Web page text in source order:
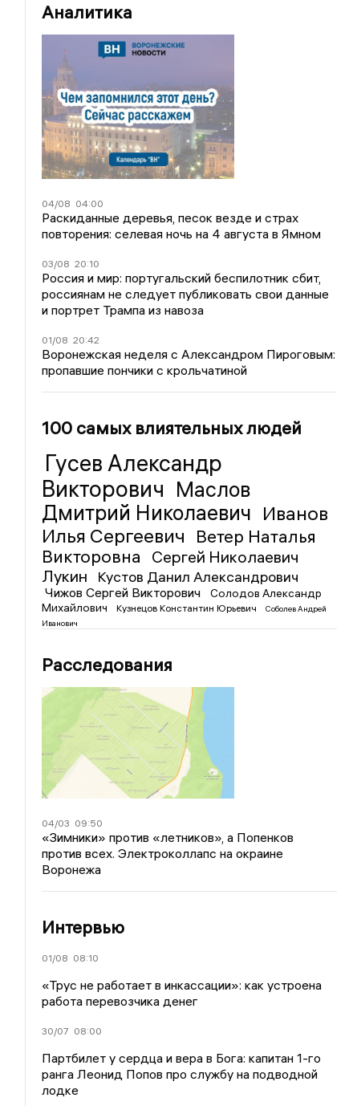
Аналитика
04/08 04:00
Раскиданные деревья, песок везде и страх
повторения: селевая ночь на 4 августа в Ямном
03/08 20:10
Россия и мир: португальский беспилотник сбит,
россиянам не следует публиковать свои данные
и портрет Трампа из навоза
01/08 20:42
Воронежская неделя с Александром Пироговым:
пропавшие пончики с крольчатиной
100 самых влиятельных людей
Гусев Александр
Викторович Маслов
Дмитрий Николаевич Иванов
Илья Сергеевич
Ветер Наталья
Викторовна
Сергей Николаевич
Лукин
Кустов Данил Александрович
Чижов Сергей Викторович
Солодов Александр
Михайлович
Кузнецов Константин Юрьевич
Соболев Андрей
Иванович
Расследования
04/03 09:50
«Зимники» против «летников», а Попенков
против всех. Электроколлапс на окраине
Воронежа
Интервью
01/08 08:10
«Трус не работает в инкассации»: как устроена
работа перевозчика денег
30/07 08:00
Партбилет у сердца и вера в Бога: капитан 1-го
ранга Леонид Попов про службу на подводной
лодке